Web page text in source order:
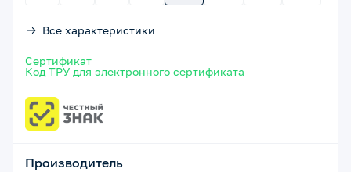
Все характеристики
Сертификат
Код ТРУ для электронного сертификата
Производитель